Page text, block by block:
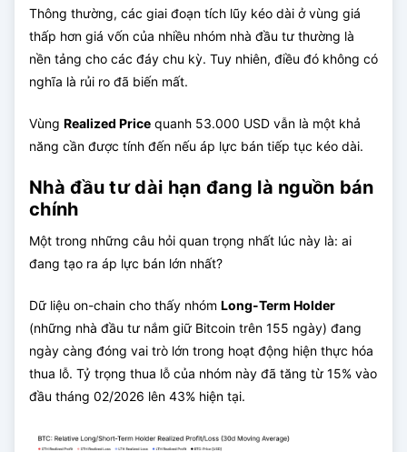
Thông thường, các giai đoạn tích lũy kéo dài ở vùng giá
thấp hơn giá vốn của nhiều nhóm nhà đầu tư thường là
nền tảng cho các đáy chu kỳ. Tuy nhiên, điều đó không có
nghĩa là rủi ro đã biến mất.
Vùng Realized Price quanh 53.000 USD vẫn là một khả
năng cần được tính đến nếu áp lực bán tiếp tục kéo dài.
Nhà đầu tư dài hạn đang là nguồn bán
chính
Một trong những câu hỏi quan trọng nhất lúc này là: ai
đang tạo ra áp lực bán lớn nhất?
Dữ liệu on-chain cho thấy nhóm Long-Term Holder
(những nhà đầu tư nắm giữ Bitcoin trên 155 ngày) đang
ngày càng đóng vai trò lớn trong hoạt động hiện thực hóa
thua lỗ. Tỷ trọng thua lỗ của nhóm này đã tăng từ 15% vào
đầu tháng 02/2026 lên 43% hiện tại.